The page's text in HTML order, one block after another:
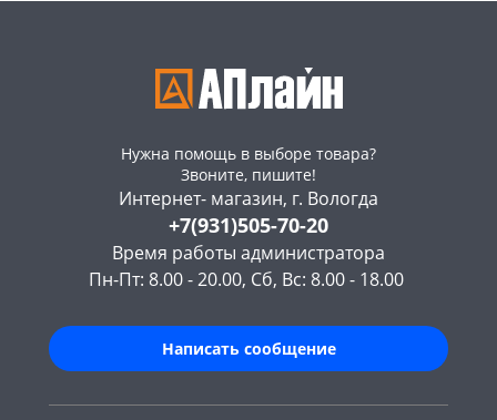
Нужна помощь в выборе товара?
Звоните, пишите!
Интернет- магазин, г. Вологда
+7(931)505-70-20
Время работы администратора
Пн-Пт: 8.00 - 20.00, Сб, Вс: 8.00 - 18.00
Написать сообщение